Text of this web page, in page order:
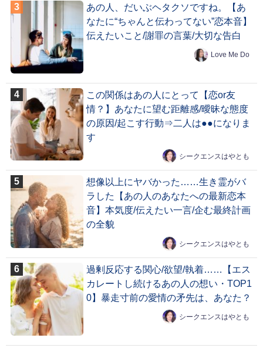
あの人、だいぶヘタクソですね。【あ
なたに“ちゃんと伝わってない”恋本音】
伝えたいこと/謝罪の言葉/大切な告白
Love Me Do
この関係はあの人にとって【恋or友
情？】あなたに望む距離感/曖昧な態度
の原因/起こす行動⇒二人は●●になりま
す
シークエンスはやとも
想像以上にヤバかった……生き霊がバ
ラした【あの人のあなたへの最新恋本
音】本気度/伝えたい一言/企む最終計画
の全貌
シークエンスはやとも
過剰反応する関心/欲望/執着……【エス
カレートし続けるあの人の想い・TOP1
0】暴走寸前の愛情の矛先は、あなた？
シークエンスはやとも